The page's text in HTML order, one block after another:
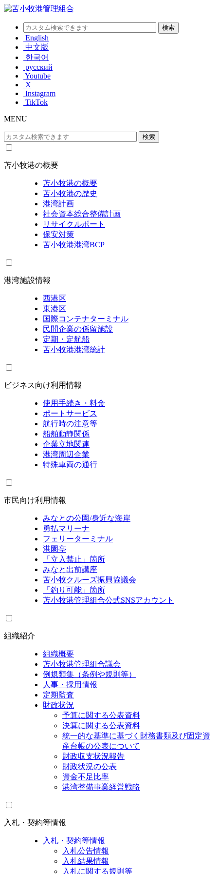
English
中文版
한국어
русский
Youtube
X
Instagram
TikTok
MENU
苫小牧港の概要
苫小牧港の概要
苫小牧港の歴史
港湾計画
社会資本総合整備計画
リサイクルポート
保安対策
苫小牧港港湾BCP
港湾施設情報
西港区
東港区
国際コンテナターミナル
民間企業の係留施設
定期・定航船
苫小牧港港湾統計
ビジネス向け利用情報
使用手続き・料金
ポートサービス
航行時の注意等
船舶動静関係
企業立地関連
港湾周辺企業
特殊車両の通行
市民向け利用情報
みなとの公園/身近な海岸
勇払マリーナ
フェリーターミナル
港園亭
「立入禁止」箇所
みなと出前講座
苫小牧クルーズ振興協議会
「釣り可能」箇所
苫小牧港管理組合公式SNSアカウント
組織紹介
組織概要
苫小牧港管理組合議会
例規類集（条例や規則等）
人事・採用情報
定期監査
財政状況
予算に関する公表資料
決算に関する公表資料
統一的な基準に基づく財務書類及び固定資
産台帳の公表について
財政収支状況報告
財政状況の公表
資金不足比率
港湾整備事業経営戦略
入札・契約等情報
入札・契約等情報
入札公告情報
入札結果情報
入札に関する規則等